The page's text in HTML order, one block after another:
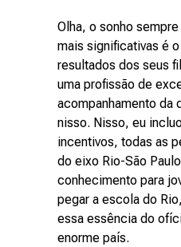
Olha, o sonho
mais significativas é
resultados dos seus
uma profissão de
acompanhamento da
nisso. Nisso, eu
incentivos, todas as
do eixo Rio-São
conhecimento para
pegar a escola do
essa essência do
enorme país.